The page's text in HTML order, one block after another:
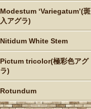
Modestum ‘Variegatum’(斑
入アグラ)
Nitidum White Stem
Pictum tricolor(極彩色アグ
ラ)
Rotundum